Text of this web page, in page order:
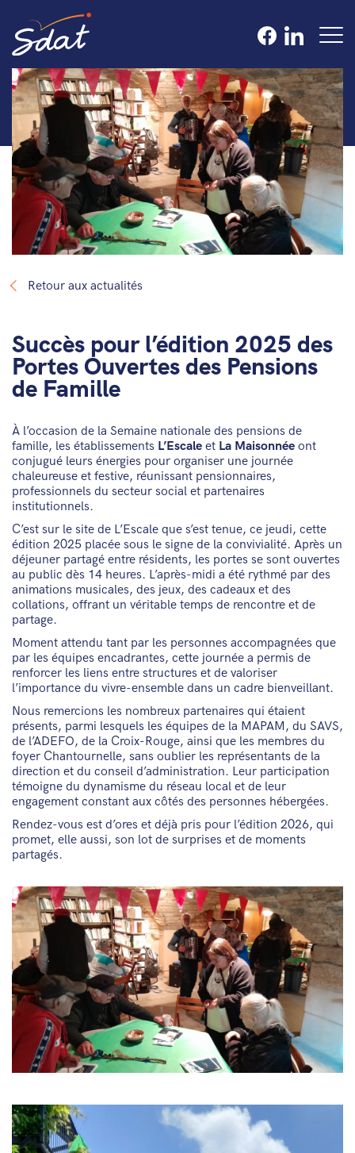
Retour aux actualités
Succès pour l’édition 2025 des
Portes Ouvertes des Pensions
de Famille
À l’occasion de la Semaine nationale des pensions de
famille, les établissements L’Escale et La Maisonnée ont
conjugué leurs énergies pour organiser une journée
chaleureuse et festive, réunissant pensionnaires,
professionnels du secteur social et partenaires
institutionnels.
C’est sur le site de L’Escale que s’est tenue, ce jeudi, cette
édition 2025 placée sous le signe de la convivialité. Après un
déjeuner partagé entre résidents, les portes se sont ouvertes
au public dès 14 heures. L’après-midi a été rythmé par des
animations musicales, des jeux, des cadeaux et des
collations, offrant un véritable temps de rencontre et de
partage.
Moment attendu tant par les personnes accompagnées que
par les équipes encadrantes, cette journée a permis de
renforcer les liens entre structures et de valoriser
l’importance du vivre-ensemble dans un cadre bienveillant.
Nous remercions les nombreux partenaires qui étaient
présents, parmi lesquels les équipes de la MAPAM, du SAVS,
de l’ADEFO, de la Croix-Rouge, ainsi que les membres du
foyer Chantournelle, sans oublier les représentants de la
direction et du conseil d’administration. Leur participation
témoigne du dynamisme du réseau local et de leur
engagement constant aux côtés des personnes hébergées.
Rendez-vous est d’ores et déjà pris pour l’édition 2026, qui
promet, elle aussi, son lot de surprises et de moments
partagés.